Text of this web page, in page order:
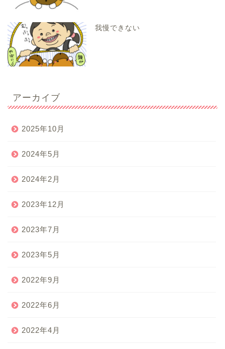
我慢できない
アーカイブ
2025年10月
2024年5月
2024年2月
2023年12月
2023年7月
2023年5月
2022年9月
2022年6月
2022年4月